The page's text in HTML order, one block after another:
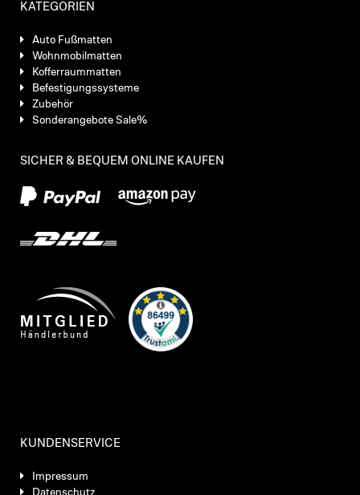
KATEGORIEN
Auto Fußmatten
Wohnmobilmatten
Kofferraummatten
Befestigungssysteme
Zubehör
Sonderangebote Sale%
SICHER & BEQUEM ONLINE KAUFEN
KUNDENSERVICE
Impressum